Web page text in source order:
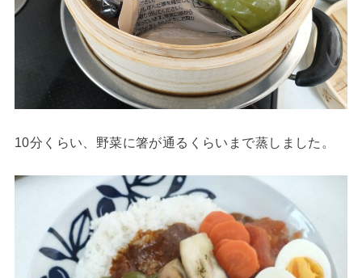
10分くらい、野菜に箸が通るくらいまで蒸しました。